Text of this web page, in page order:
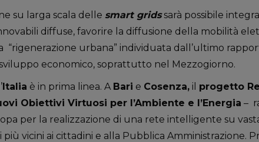
su larga scala delle smart gridssarà possibile
diffuse, favorire la diffusione della mobilità
“rigenerazione urbana” individuata dall’ultimo
economico, soprattutto nel Mezzogiorno.
Italia è in prima linea. A Bari e Cosenza,il progetto
Obiettivi Virtuosi per l’Ambiente e l’Energia –
per la realizzazione di una rete intelligente su
vicini ai cittadini e alla Pubblica Amministrazione.